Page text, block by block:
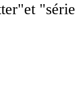
"série